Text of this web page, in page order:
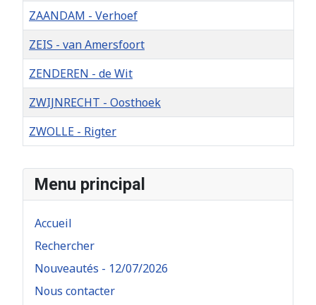
Menu principal
Accueil
Rechercher
Nouveautés - 12/07/2026
Nous contacter
ZAANDAM - Verhoef
ZEIS - van Amersfoort
ZENDEREN - de Wit
ZWIJNRECHT - Oosthoek
ZWOLLE - Rigter